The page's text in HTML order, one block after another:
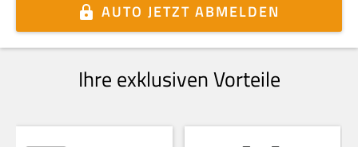
AUTO JETZT ABMELDEN
Ihre exklusiven Vorteile